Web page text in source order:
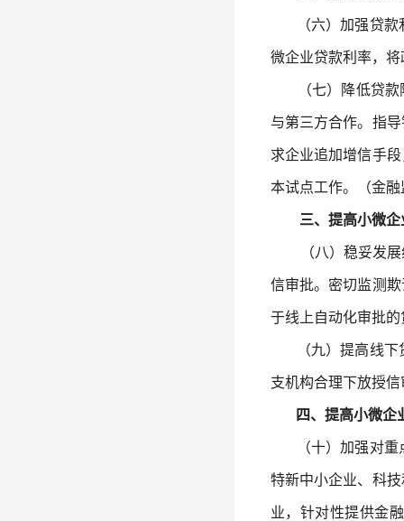
（六）加强贷款利
微企业贷款利率，
（七）降低贷款附
与第三方合作。指
求企业追加增信手
本试点工作。（金
三、提高小微企
（八）稳妥发展线
信审批。密切监测
于线上自动化审批
（九）提高线下贷
支机构合理下放授
四、提高小微企
（十）加强对重点
特新中小企业、科
业，针对性提供金